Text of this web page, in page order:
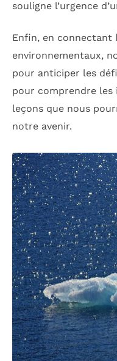
souligne l’urgence
Enfin, en connectant
environnementaux,
pour anticiper les
pour comprendre les
leçons que nous
notre avenir.